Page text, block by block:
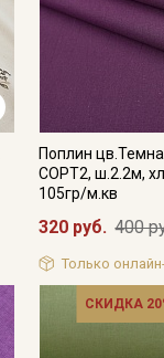
Поплин
СОРТ2, ш.2.2м,
105гр/м.кв
320 руб. 400
Только
СКИДКА